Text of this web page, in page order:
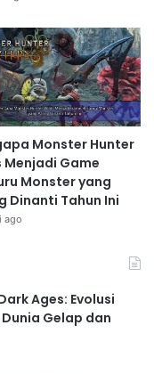
Monster Hunter
Menjadi Game
Monster yang
Dinanti Tahun Ini
ago
Ages: Evolusi
Gelap dan